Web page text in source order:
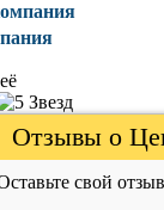
Отзывы о
свой